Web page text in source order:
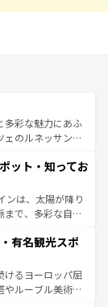
多彩な魅力にあふ
ェのルネッサンス
マルフィ海岸の絶
間には、本場の
を堪能することも
ての瞬間を楽し
一覧を参照してほ
ット・知ってお
ンは、太陽が降り
で、多彩な自然
ンコ、熱気あふ
一部となってい
や、バルセロナの
ーマ遺跡や中世
有名観光スポ
けるヨーロッパ屈
ルーブル美術館